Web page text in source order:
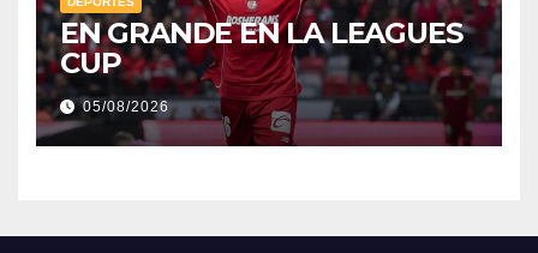
EN GRANDE EN LA LEAGUES
CUP
05/08/2026